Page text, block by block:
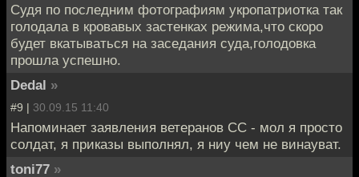
Судя по последним фотографиям укропатриотка так
голодала в кровавых застенках режима,что скоро
будет вкатываться на заседания суда,голодовка
прошла успешно.
Dedal »
#9 | 30.09.15 11:40
Напоминает заявления ветеранов СС - мол я просто
солдат, я приказы выполнял, я ниу чем не винауват.
toni77 »